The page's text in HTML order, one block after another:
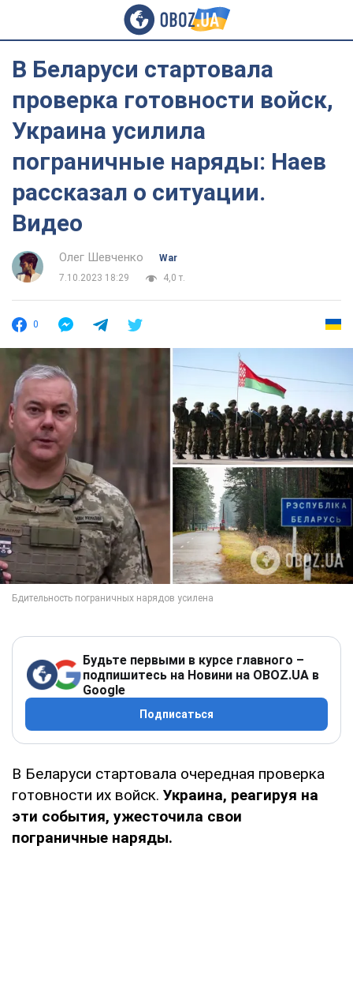
В Беларуси стартовала
проверка готовности войск,
Украина усилила
пограничные наряды: Наев
рассказал о ситуации.
Видео
Олег Шевченко
War
7.10.2023 18:29
4,0 т.
0
Будьте первыми в курсе главного –
подпишитесь на Новини на OBOZ.UA в
Google
Подписаться
В Беларуси стартовала очередная проверка
готовности их войск. Украина, реагируя на
эти события, ужесточила свои
пограничные наряды.